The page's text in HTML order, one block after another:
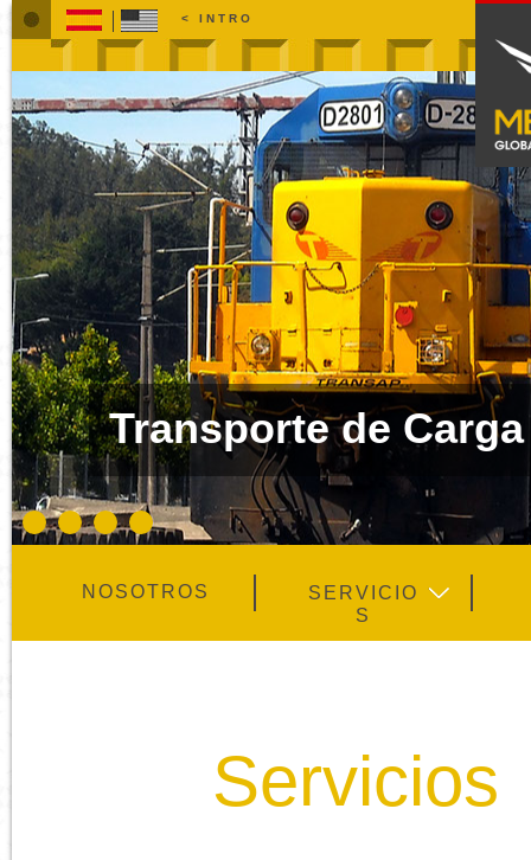
< INTRO
NOSOTROS SERVICIOS
NOSOTROS
SERVICIO
S
Servicios